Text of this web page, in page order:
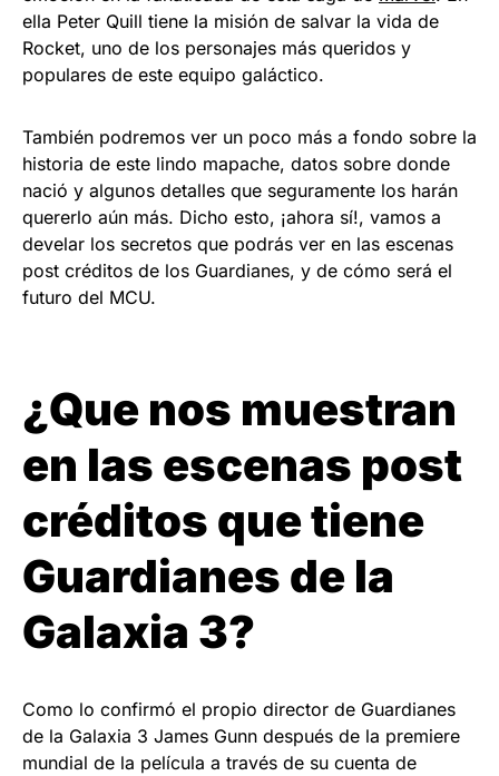
ella Peter Quill tiene la misión de salvar la vida de
Rocket, uno de los personajes más queridos y
populares de este equipo galáctico.
También podremos ver un poco más a fondo sobre la
historia de este lindo mapache, datos sobre donde
nació y algunos detalles que seguramente los harán
quererlo aún más. Dicho esto, ¡ahora sí!, vamos a
develar los secretos que podrás ver en las escenas
post créditos de los Guardianes, y de cómo será el
futuro del MCU.
¿Que nos muestran
en las escenas post
créditos que tiene
Guardianes de la
Galaxia 3?
Como lo confirmó el propio director de Guardianes
de la Galaxia 3 James Gunn después de la premiere
mundial de la película a través de su cuenta de